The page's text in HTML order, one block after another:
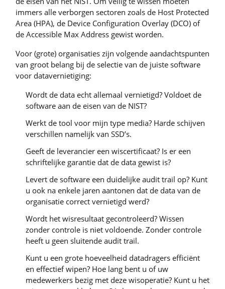
immers alle verborgen sectoren zoals de Host Protected
Area (HPA), de Device Configuration Overlay (DCO) of
de Accessible Max Address gewist worden.
Voor (grote) organisaties zijn volgende aandachtspunten
van groot belang bij de selectie van de juiste software
voor datavernietiging:
Wordt de data echt allemaal vernietigd? Voldoet de
software aan de eisen van de NIST?
Werkt de tool voor mijn type media? Harde schijven
verschillen namelijk van SSD’s.
Geeft de leverancier een wiscertificaat? Is er een
schriftelijke garantie dat de data gewist is?
Levert de software een duidelijke audit trail op? Kunt
u ook na enkele jaren aantonen dat de data van de
organisatie correct vernietigd werd?
Wordt het wisresultaat gecontroleerd? Wissen
zonder controle is niet voldoende. Zonder controle
heeft u geen sluitende audit trail.
Kunt u een grote hoeveelheid datadragers efficiënt
en effectief wipen? Hoe lang bent u of uw
medewerkers bezig met deze wisoperatie? Kunt u het